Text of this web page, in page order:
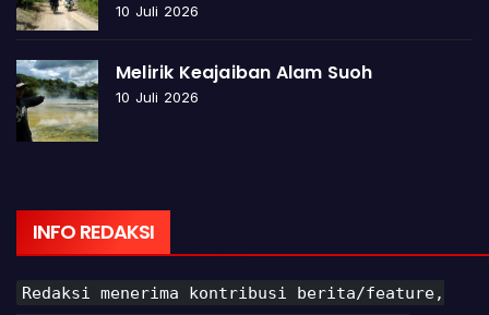
10 Juli 2026
Melirik Keajaiban Alam Suoh
10 Juli 2026
INFO REDAKSI
Redaksi menerima kontribusi berita/feature,